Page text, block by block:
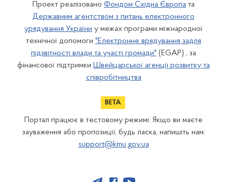
Проект реалізовано Фондом Східна Європа та
Державним агентством з питань електронного
урядування України у межах програми міжнародної
технічної допомоги "Електронне врядування задля
підзвітності влади та участі громади" (EGAP) , за
фінансової підтримки Швейцарської агенції розвитку та
співробітництва
Портал працює в тестовому режимі. Якщо ви маєте
зауваження або пропозиції, будь ласка, напишіть нам:
support@kmu.gov.ua